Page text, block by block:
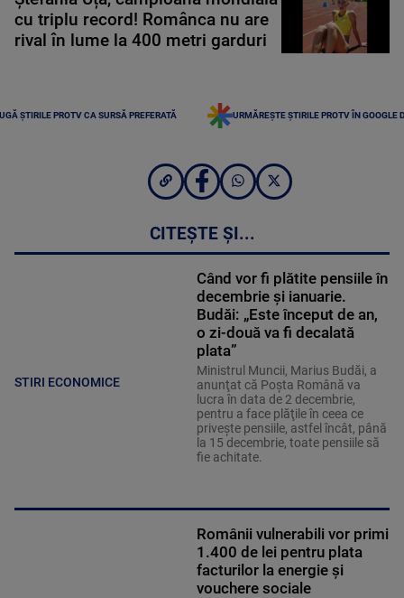
cu triplu record! Românca nu are
rival în lume la 400 metri garduri
ȘTIRILE PROTV CA SURSĂ PREFERATĂ URMĂREȘTE ȘTIRILE PROTV ÎN GOOGLE
CITEȘTE ȘI...
STIRI ECONOMICE
Când vor fi plătite pensiile în
decembrie și ianuarie.
Budăi: „Este început de an,
o zi-două va fi decalată
plata”
Ministrul Muncii, Marius Budăi, a
anunţat că Poşta Română va
lucra în data de 2 decembrie,
pentru a face plăţile în ceea ce
priveşte pensiile, astfel încât, până
la 15 decembrie, toate pensiile să
fie achitate.
Românii vulnerabili vor primi
1.400 de lei pentru plata
facturilor la energie şi
vouchere sociale